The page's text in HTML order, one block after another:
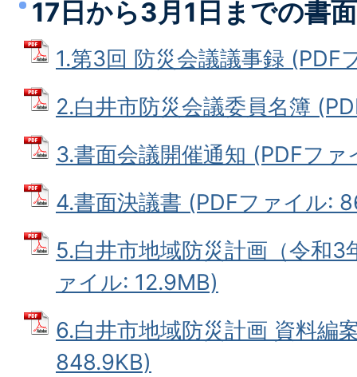
17日から3月1日までの書
1.第3回 防災会議議事録 (PDF
2.白井市防災会議委員名簿
3.書面会議開催通知 (PDFフ
4.書面決議書 (PDFファイル:
5.白井市地域防災計画（令和3
ァイル: 12.9MB)
6.白井市地域防災計画 資料編
848.9KB)